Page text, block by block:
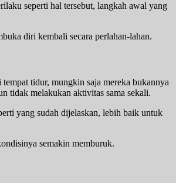
seperti hal tersebut, langkah awal yang
diri kembali secara perlahan-lahan.
tidur, mungkin saja mereka bukannya
tidak melakukan aktivitas sama sekali.
yang sudah dijelaskan, lebih baik untuk
semakin memburuk.